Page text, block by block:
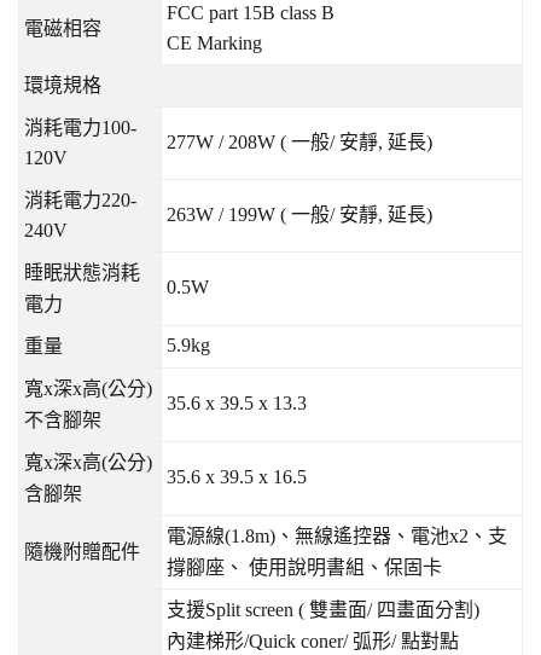
電磁相容
FCC part 15B class B
CE Marking
環境規格
消耗電力100-
120V
277W / 208W ( 一般/ 安靜, 延長)
消耗電力220-
240V
263W / 199W ( 一般/ 安靜, 延長)
睡眠狀態消耗
電力
0.5W
重量 5.9kg
寬x深x高(公分)
不含腳架
35.6 x 39.5 x 13.3
寬x深x高(公分)
含腳架
35.6 x 39.5 x 16.5
隨機附贈配件
電源線(1.8m) 、無線遙控器、電池x2 、支
撐腳座、 使用說明書組、保固卡
支援Split screen ( 雙畫面/ 四畫面分割 )
內建梯形/Quick coner/ 弧形/點對點